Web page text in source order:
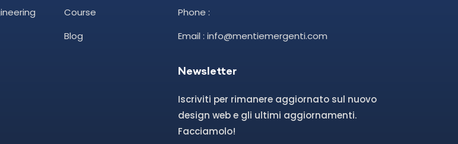
Course
Blog
Phone :
Email : info@mentiemergenti.com
Newsletter
Iscriviti per rimanere aggiornato sul nuovo
design web e gli ultimi aggiornamenti.
Facciamolo!